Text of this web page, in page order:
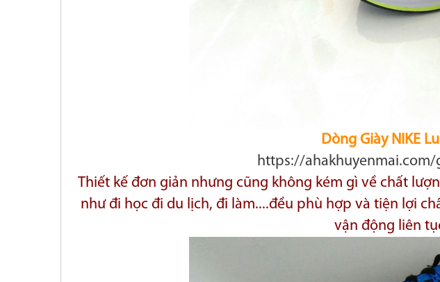
Dòng Giày NIKE
https://ahakhuyenmai.com/
Thiết kế đơn giản nhưng cũng không kém gì về chất
như đi học đi du lịch, đi làm....đều phù hợp và tiện lợi
vận động liên